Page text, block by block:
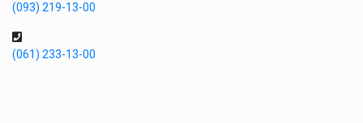
(093) 219-13-00
(061) 233-13-00